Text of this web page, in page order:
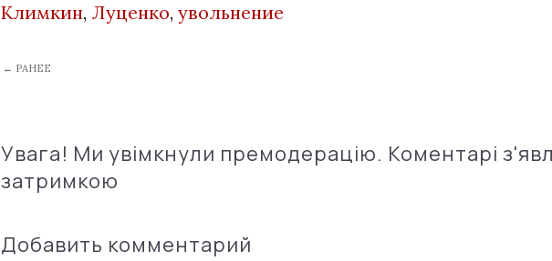
Климкин, Луценко, увольнение
← РАНЕЕ
Увага! Ми увімкнули премодерацію. Коментарі
затримкою
Добавить комментарий